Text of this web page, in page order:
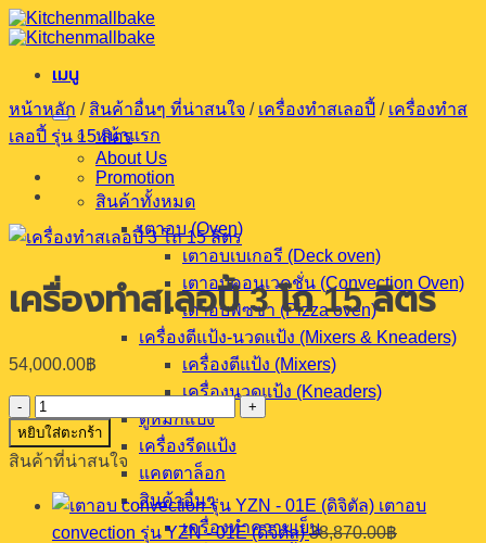
ข้าม
ไป
เนื้อหา
เมนู
หน้าแรก
About Us
Promotion
สินค้าทั้งหมด
เตาอบ (Oven)
เตาอบเบเกอรี (Deck oven)
เตาอบคอนเวคชั่น (Convection Oven)
เตาอบพิซซ่า (Pizza oven)
เครื่องตีแป้ง-นวดแป้ง (Mixers & Kneaders)
เครื่องตีแป้ง (Mixers)
เครื่องนวดแป้ง (Kneaders)
ตู้หมักแป้ง
เครื่องรีดแป้ง
แคตตาล็อก
สินค้าอื่นๆ
เครื่องทำความเย็น
หน้าหลัก / สินค้าอื่นๆ ที่น่าสนใจ / เครื่องทำสเลอปี้ / เครื่องทำส
เลอปี้ รุ่น 15 ลิตร
เครื่องทำสเลอปี้ 3 โถ 15 ลิตร
54,000.00฿
จำนวน
เครื่อง
ทำ
หยิบใส่ตะกร้า
สินค้าที่น่าสนใจ
เตาอบ
convection รุ่น YZN - 01E (ดิจิตัล) 38,870.00฿